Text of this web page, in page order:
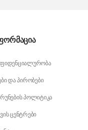
და პირობები
პოლიტიკა
ცენტრები